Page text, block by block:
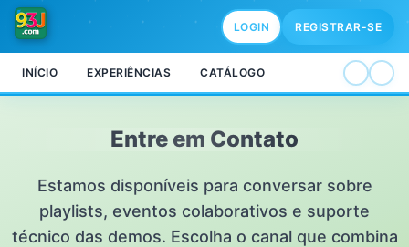
LOGIN REGISTRAR-SE
INÍCIO EXPERIÊNCIAS CATÁLOGO
Entre em Contato
Estamos disponíveis para conversar sobre
playlists, eventos colaborativos e suporte
técnico das demos. Escolha o canal que combina